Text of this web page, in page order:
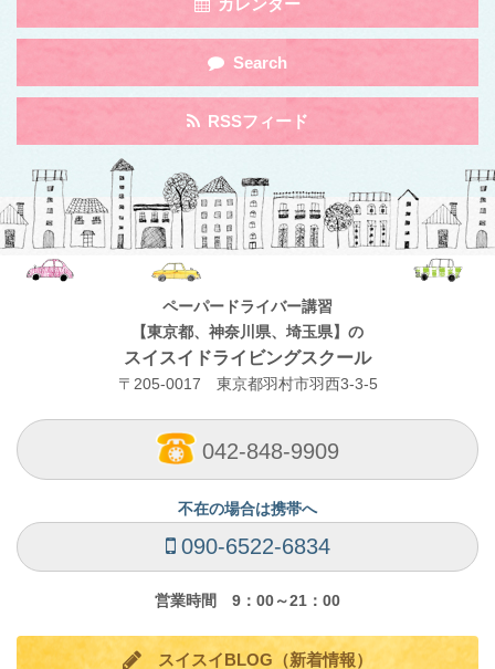
navigation
byToggle
navigation
by
Search
Toggle
navigation
by
Category
RSSフィード
ペーパードライバー講習
【東京都、神奈川県、埼玉県】の
スイスイドライビングスクール
〒205-0017 東京都羽村市羽西3-3-5
042-848-9909
不在の場合は携帯へ
090-6522-6834
営業時間 9：00～21：00
スイスイBLOG（新着情報）